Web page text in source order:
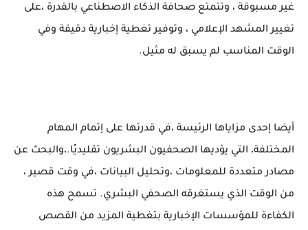
غير مسبوقة ، وتتمتع صحافة الذكاء الاصطناعي بالقدرة ،على
تغيير المشهد الإعلامي ، وتوفير تغطية إخبارية دقيقة وفي
الوقت المناسب لم يسبق له مثيل.
أيضا إحدى مزاياها الرئيسة ،في قدرتها على إتمام المهام
المختلفة، التي يؤديها الصحفيون البشريون تقليديًا.،والبحث عن
مصادر متعددة للمعلومات ،وتحليل البيانات ،في وقت قصير ،
من الوقت الذي يستغرقه الصحفي البشري. تسمح هذه
الكفاءة للمؤسسات الإخبارية بتغطية المزيد من القصص